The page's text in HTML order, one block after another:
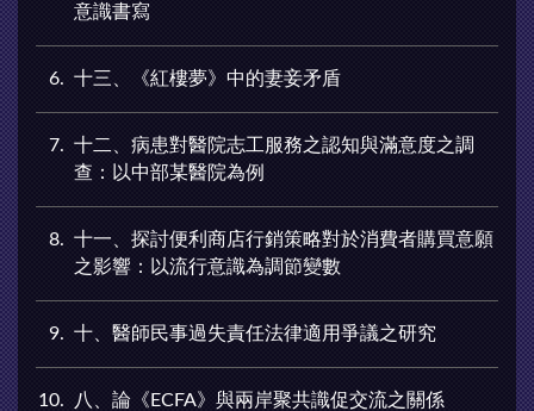
意識書寫
6 十三、《紅樓夢》中的妻妾矛盾
7
十二、病患對醫院志工服務之認知與滿意度之調
查：以中部某醫院為例
8
十一、探討便利商店行銷策略對於消費者購買意願
之影響：以流行意識為調節變數
9 十、醫師民事過失責任法律適用爭議之研究
10 八、論《ECFA》與兩岸聚共識促交流之關係